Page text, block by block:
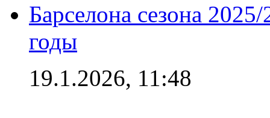
Барселона сезона
годы
19.1.2026, 11:48